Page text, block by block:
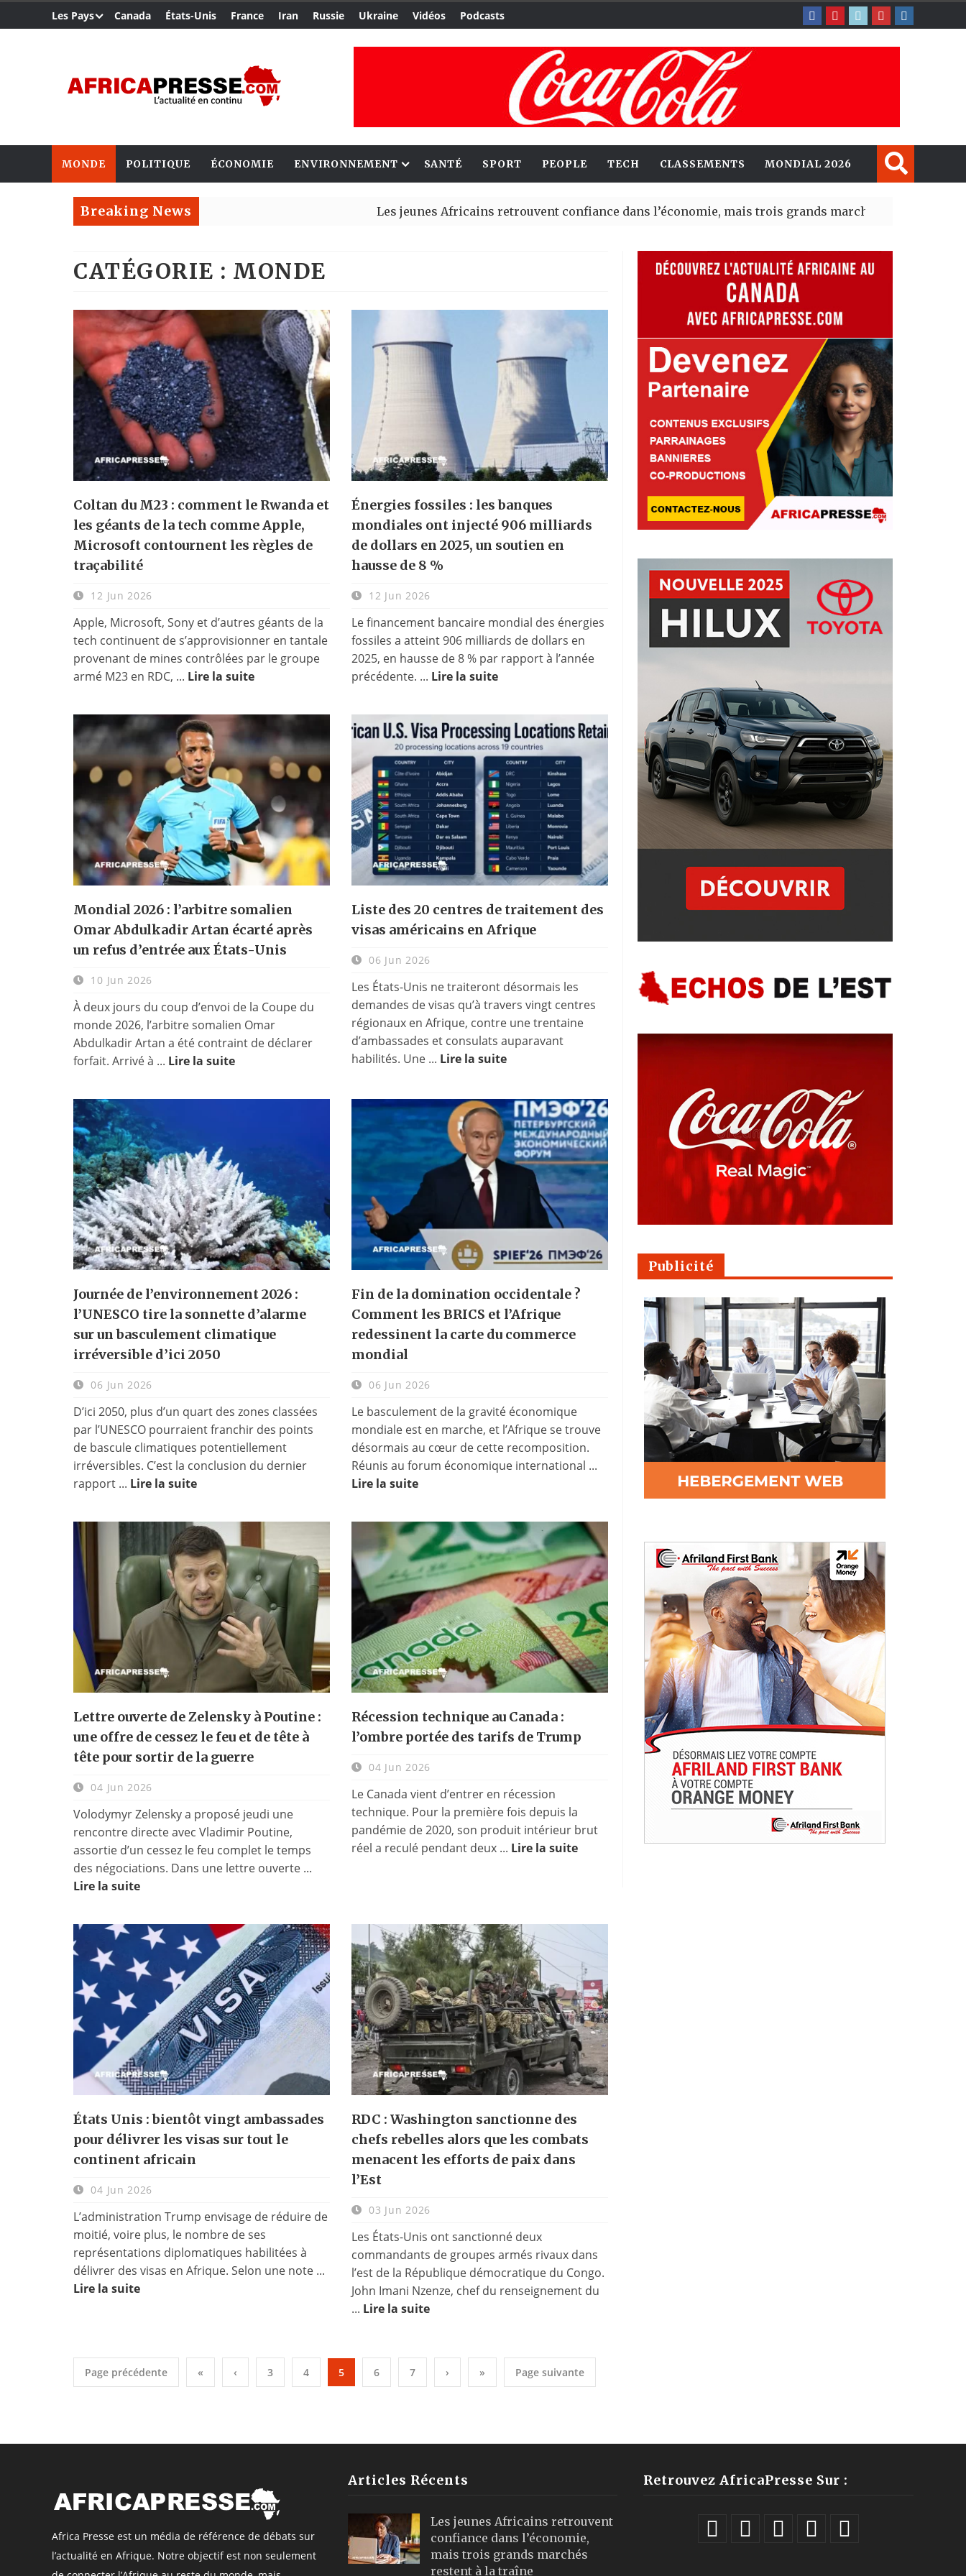
Les Pays Canada États-Unis France Iran Russie Ukraine Vidéos Podcasts
MONDE POLITIQUE ÉCONOMIE ENVIRONNEMENT SANTÉ SPORT PEOPLE TECH CLASSEMENTS MONDIAL 2026
Breaking News Les jeunes Africains retrouvent confiance dans l’économie, mais trois grands marchés restent à la traîne
CATÉGORIE : MONDE
Coltan du M23 : comment le Rwanda et
les géants de la tech comme Apple,
Microsoft contournent les règles de
traçabilité
12 Jun 2026
Apple, Microsoft, Sony et d’autres géants de la
tech continuent de s’approvisionner en tantale
provenant de mines contrôlées par le groupe
armé M23 en RDC, ... Lire la suite
Énergies fossiles : les banques
mondiales ont injecté 906 milliards
de dollars en 2025, un soutien en
hausse de 8 %
12 Jun 2026
Le financement bancaire mondial des énergies
fossiles a atteint 906 milliards de dollars en
2025, en hausse de 8 % par rapport à l’année
précédente. ... Lire la suite
Mondial 2026 : l’arbitre somalien
Omar Abdulkadir Artan écarté après
un refus d’entrée aux États-Unis
10 Jun 2026
À deux jours du coup d’envoi de la Coupe du
monde 2026, l’arbitre somalien Omar
Abdulkadir Artan a été contraint de déclarer
forfait. Arrivé à ... Lire la suite
Liste des 20 centres de traitement des
visas américains en Afrique
06 Jun 2026
Les États-Unis ne traiteront désormais les
demandes de visas qu’à travers vingt centres
régionaux en Afrique, contre une trentaine
d’ambassades et consulats auparavant
habilités. Une ... Lire la suite
Journée de l’environnement 2026 :
l’UNESCO tire la sonnette d’alarme
sur un basculement climatique
irréversible d’ici 2050
06 Jun 2026
D’ici 2050, plus d’un quart des zones classées
par l’UNESCO pourraient franchir des points
de bascule climatiques potentiellement
irréversibles. C’est la conclusion du dernier
rapport ... Lire la suite
Fin de la domination occidentale ?
Comment les BRICS et l’Afrique
redessinent la carte du commerce
mondial
06 Jun 2026
Le basculement de la gravité économique
mondiale est en marche, et l’Afrique se trouve
désormais au cœur de cette recomposition.
Réunis au forum économique international ...
Lire la suite
Lettre ouverte de Zelensky à Poutine :
une offre de cessez le feu et de tête à
tête pour sortir de la guerre
04 Jun 2026
Volodymyr Zelensky a proposé jeudi une
rencontre directe avec Vladimir Poutine,
assortie d’un cessez le feu complet le temps
des négociations. Dans une lettre ouverte ...
Lire la suite
Récession technique au Canada :
l’ombre portée des tarifs de Trump
04 Jun 2026
Le Canada vient d’entrer en récession
technique. Pour la première fois depuis la
pandémie de 2020, son produit intérieur brut
réel a reculé pendant deux ... Lire la suite
États Unis : bientôt vingt ambassades
pour délivrer les visas sur tout le
continent africain
04 Jun 2026
L’administration Trump envisage de réduire de
moitié, voire plus, le nombre de ses
représentations diplomatiques habilitées à
délivrer des visas en Afrique. Selon une note ...
Lire la suite
RDC : Washington sanctionne des
chefs rebelles alors que les combats
menacent les efforts de paix dans
l’Est
03 Jun 2026
Les États-Unis ont sanctionné deux
commandants de groupes armés rivaux dans
l’est de la République démocratique du Congo.
John Imani Nzenze, chef du renseignement du
... Lire la suite
Page précédente « ‹ 3 4 5 6 7 › » Page suivante
Publicité
Africa Presse est un média de référence de débats sur
l’actualité en Afrique. Notre objectif est non seulement
Articles Récents
Les jeunes Africains retrouvent
confiance dans l’économie,
mais trois grands marchés
restent à la traîne
Retrouvez AfricaPresse Sur :